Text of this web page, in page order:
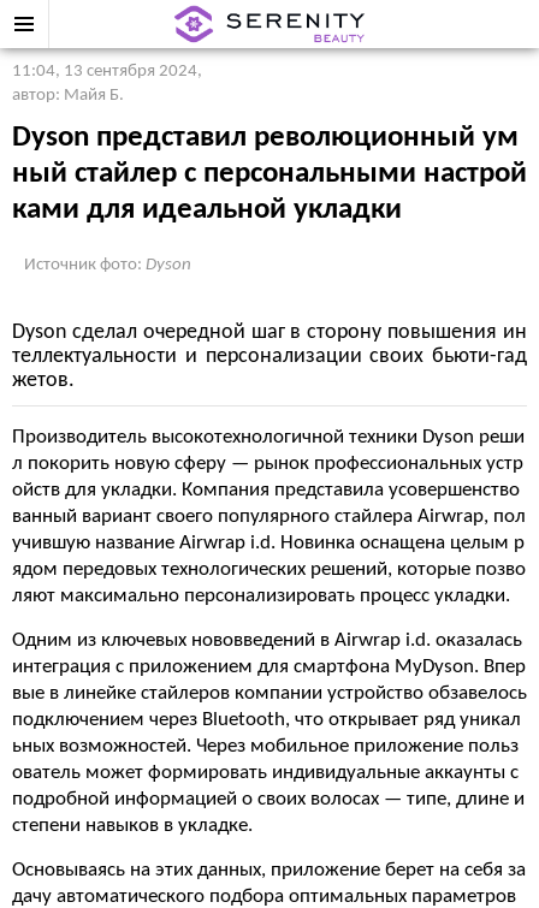
11:04, 13 сентября 2024,
автор: Майя Б.
Dyson представил революционный ум
ный стайлер с персональными настрой
ками для идеальной укладки
Источник фото: Dyson
Dyson сделал очередной шаг в сторону повышения ин
теллектуальности и персонализации своих бьюти-гад
жетов.
Производитель высокотехнологичной техники Dyson реши
л покорить новую сферу — рынок профессиональных устр
ойств для укладки. Компания представила усовершенство
ванный вариант своего популярного стайлера Airwrap, пол
учившую название Airwrap i.d. Новинка оснащена целым р
ядом передовых технологических решений, которые позво
ляют максимально персонализировать процесс укладки.
Одним из ключевых нововведений в Airwrap i.d. оказалась
интеграция с приложением для смартфона MyDyson. Впер
вые в линейке стайлеров компании устройство обзавелось
подключением через Bluetooth, что открывает ряд уникал
ьных возможностей. Через мобильное приложение польз
ователь может формировать индивидуальные аккаунты с
подробной информацией о своих волосах — типе, длине и
степени навыков в укладке.
Основываясь на этих данных, приложение берет на себя за
дачу автоматического подбора оптимальных параметров